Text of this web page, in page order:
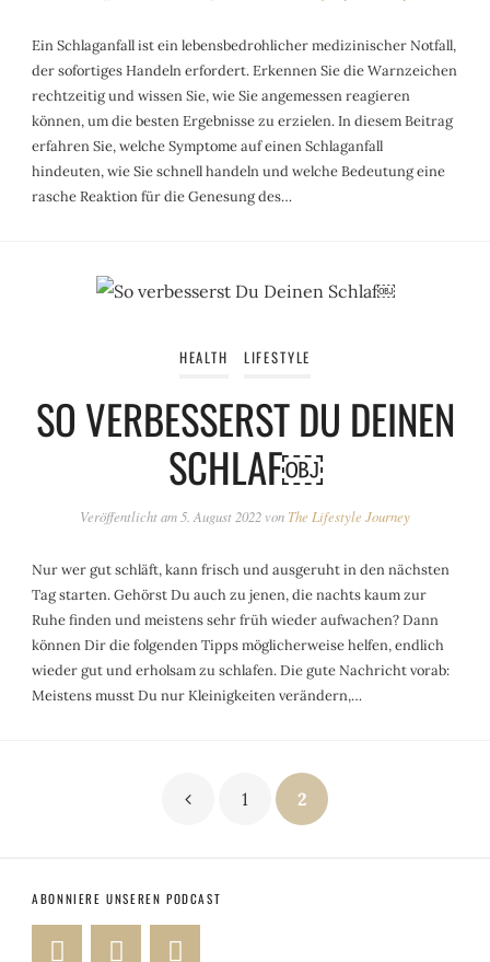
Ein Schlaganfall ist ein lebensbedrohlicher medizinischer Notfall,
der sofortiges Handeln erfordert. Erkennen Sie die Warnzeichen
rechtzeitig und wissen Sie, wie Sie angemessen reagieren
können, um die besten Ergebnisse zu erzielen. In diesem Beitrag
erfahren Sie, welche Symptome auf einen Schlaganfall
hindeuten, wie Sie schnell handeln und welche Bedeutung eine
rasche Reaktion für die Genesung des…
HEALTH LIFESTYLE
SO VERBESSERST DU DEINEN
SCHLAF￼
Veröffentlicht am 5. August 2022 von The Lifestyle Journey
Nur wer gut schläft, kann frisch und ausgeruht in den nächsten
Tag starten. Gehörst Du auch zu jenen, die nachts kaum zur
Ruhe finden und meistens sehr früh wieder aufwachen? Dann
können Dir die folgenden Tipps möglicherweise helfen, endlich
wieder gut und erholsam zu schlafen. Die gute Nachricht vorab:
Meistens musst Du nur Kleinigkeiten verändern,…
Seitennummerierung
Beiträge
1 2
ABONNIERE UNSEREN PODCAST